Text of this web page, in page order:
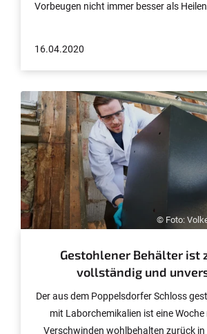
Vorbeugen nicht immer besser als
16.04.2020
© Foto:
Gestohlener Behälter ist
vollständig und
Der aus dem Poppelsdorfer Schloss
mit Laborchemikalien ist eine Woche
Verschwinden wohlbehalten zurück in